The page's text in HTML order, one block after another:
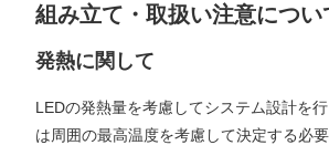
組み立て・取扱い注意につい
発熱に関して
LEDの発熱量を考慮してシステム設計を
は周囲の最高温度を考慮して決定する必要